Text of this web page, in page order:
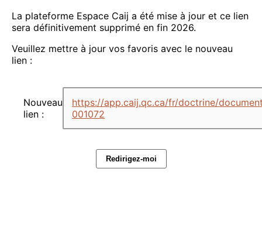
La plateforme Espace Caij a été mise à jour et ce lien
sera définitivement supprimé en fin 2026.
Veuillez mettre à jour vos favoris avec le nouveau
lien :
Nouveau
lien :
https://app.caij.qc.ca/fr/doctrine/
001072
Redirigez-moi